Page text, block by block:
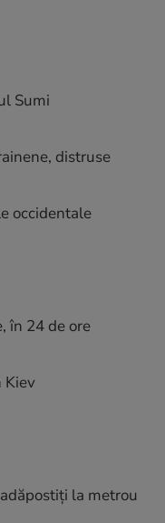
Sumi
distruse
occidentale
în 24 de ore
Kiev
la metrou